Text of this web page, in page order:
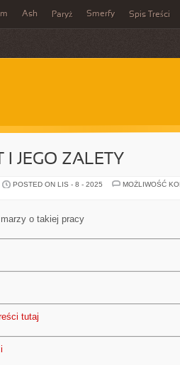
Ash Paryż Smerfy Spis Treści
I JEGO ZALETY
POSTED ON LIS - 8 - 2025
MOŻLIWOŚĆ
o takiej pracy
tutaj